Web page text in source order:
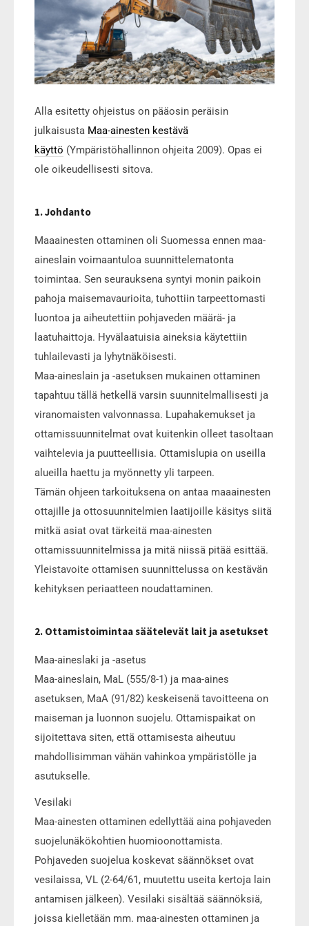
Alla esitetty ohjeistus on pääosin peräisin
julkaisusta Maa-ainesten kestävä
käyttö (Ympäristöhallinnon ohjeita 2009). Opas ei
ole oikeudellisesti sitova.
1. Johdanto
Maaainesten ottaminen oli Suomessa ennen maa-
aineslain voimaantuloa suunnittelematonta
toimintaa. Sen seurauksena syntyi monin paikoin
pahoja maisemavaurioita, tuhottiin tarpeettomasti
luontoa ja aiheutettiin pohjaveden määrä- ja
laatuhaittoja. Hyvälaatuisia aineksia käytettiin
tuhlailevasti ja lyhytnäköisesti.
Maa-aineslain ja -asetuksen mukainen ottaminen
tapahtuu tällä hetkellä varsin suunnitelmallisesti ja
viranomaisten valvonnassa. Lupahakemukset ja
ottamissuunnitelmat ovat kuitenkin olleet tasoltaan
vaihtelevia ja puutteellisia. Ottamislupia on useilla
alueilla haettu ja myönnetty yli tarpeen.
Tämän ohjeen tarkoituksena on antaa maaainesten
ottajille ja ottosuunnitelmien laatijoille käsitys siitä
mitkä asiat ovat tärkeitä maa-ainesten
ottamissuunnitelmissa ja mitä niissä pitää esittää.
Yleistavoite ottamisen suunnittelussa on kestävän
kehityksen periaatteen noudattaminen.
2. Ottamistoimintaa säätelevät lait ja asetukset
Maa-aineslaki ja -asetus
Maa-aineslain, MaL (555/8-1) ja maa-aines
asetuksen, MaA (91/82) keskeisenä tavoitteena on
maiseman ja luonnon suojelu. Ottamispaikat on
sijoitettava siten, että ottamisesta aiheutuu
mahdollisimman vähän vahinkoa ympäristölle ja
asutukselle.
Vesilaki
Maa-ainesten ottaminen edellyttää aina pohjaveden
suojelunäkökohtien huomioonottamista.
Pohjaveden suojelua koskevat säännökset ovat
vesilaissa, VL (2-64/61, muutettu useita kertoja lain
antamisen jälkeen). Vesilaki sisältää säännöksiä,
joissa kielletään mm. maa-ainesten ottaminen ja